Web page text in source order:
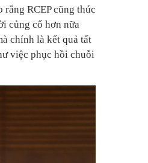
RCEP cũng thúc
củng cố hơn nữa
chính là kết quả tất
việc phục hồi chuỗi